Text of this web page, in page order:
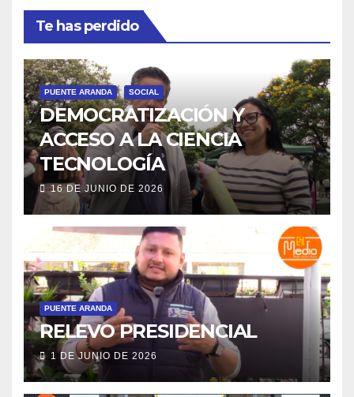
Te has perdido
PUENTE ARANDA SOCIAL
DEMOCRATIZACIÓN Y
ACCESO A LA CIENCIA
TECNOLOGÍA
16 DE JUNIO DE 2026
PUENTE ARANDA
RELEVO PRESIDENCIAL
1 DE JUNIO DE 2026